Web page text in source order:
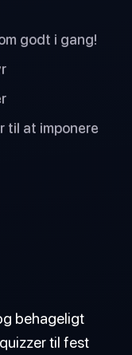
godt i gang!
til at imponere
behageligt
til fest